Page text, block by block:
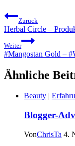
Zurück
Herbal Circle –
Weiter
#Mangostan Gold –
Ähnliche
Beauty |
Blogger-
VonChrisTa 4.